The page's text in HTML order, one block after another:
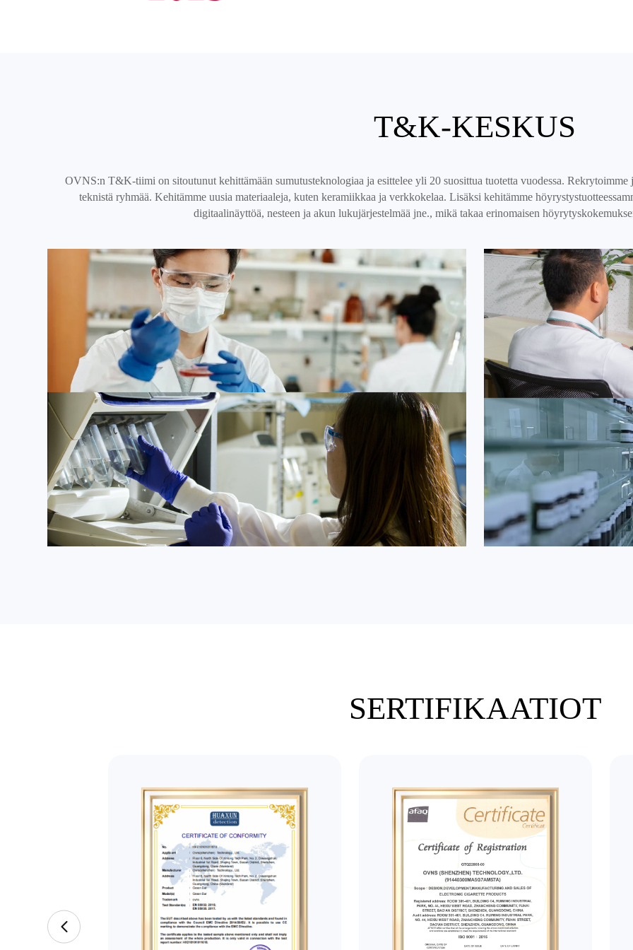
T&K-KESKUS
OVNS:n T&K-tiimi on sitoutunut kehittämään sumutusteknologiaa ja esittelee yli 20 suosittua tuotetta vuodessa. Rekrytoimme
teknistä ryhmää. Kehitämme uusia materiaaleja, kuten keramiikkaa ja verkkokelaa. Lisäksi kehitämme
digitaalinäyttöä, nesteen ja akun lukujärjestelmää jne., mikä takaa erinomaisen
SERTIFIKAATIOT